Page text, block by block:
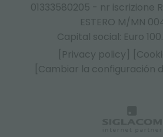
01333580205 - nr iscrizione
ESTERO M/MN
Capital social: Euro
[Privacy policy]
[Cambiar la configuración